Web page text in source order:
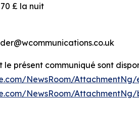
£ la nuit
présent communiqué sont
NewsRoom/
NewsRoom/